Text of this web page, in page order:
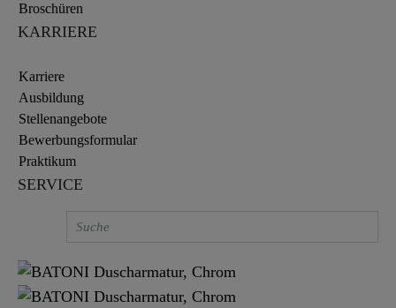
Broschüren
KARRIERE
Karriere
Ausbildung
Stellenangebote
Bewerbungsformular
Praktikum
SERVICE